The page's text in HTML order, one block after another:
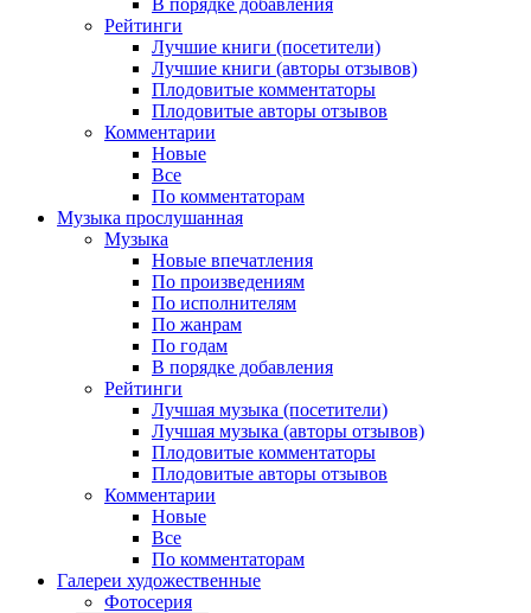
Рейтинги
Лучшие книги (посетители)
Лучшие книги (авторы отзывов)
Плодовитые комментаторы
Плодовитые авторы отзывов
Комментарии
Новые
Все
По комментаторам
Музыка прослушанная
Музыка
Новые впечатления
По произведениям
По исполнителям
По жанрам
По годам
В порядке добавления
Рейтинги
Лучшая музыка (посетители)
Лучшая музыка (авторы отзывов)
Плодовитые комментаторы
Плодовитые авторы отзывов
Комментарии
Новые
Все
По комментаторам
Галереи художественные
Фотосерия